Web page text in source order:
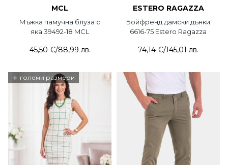
MCL
Мъжка памучна блуза с
яка 39492-18 MCL
45,50 €/88,99 лв.
ESTERO RAGAZZA
Бойфренд дамски дънки
6616-75 Estero Ragazza
74,14 €/145,01 лв.
+ големи размери